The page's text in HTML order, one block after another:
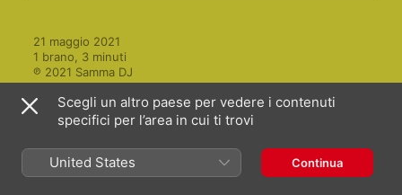
21 maggio 2021
1 brano, 3 minuti
℗ 2021 Samma DJ
Italia English (UK)
Scegli un altro paese per vedere i contenuti
specifici per l’area in cui ti trovi
United States Continua